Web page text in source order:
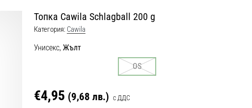
Топка Cawila Schlagball 200 g
Категория: Cawila
Унисекс, Жълт
OS
€4,95 (9,68 лв.) с ДДС